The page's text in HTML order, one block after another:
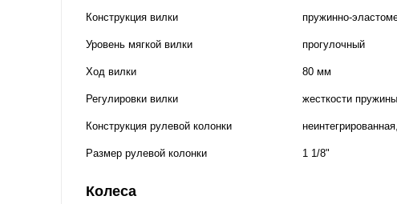
Конструкция вилки пружинно-
Уровень мягкой вилки прогулочный
Ход вилки 80 мм
Регулировки вилки жесткости пружины
Конструкция рулевой колонки
Размер рулевой колонки 1 1/8"
Колеса